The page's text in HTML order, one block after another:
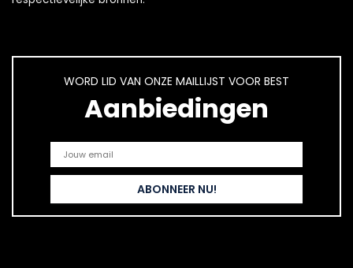
WORD LID VAN ONZE MAILLIJST VOOR BEST
Aanbiedingen